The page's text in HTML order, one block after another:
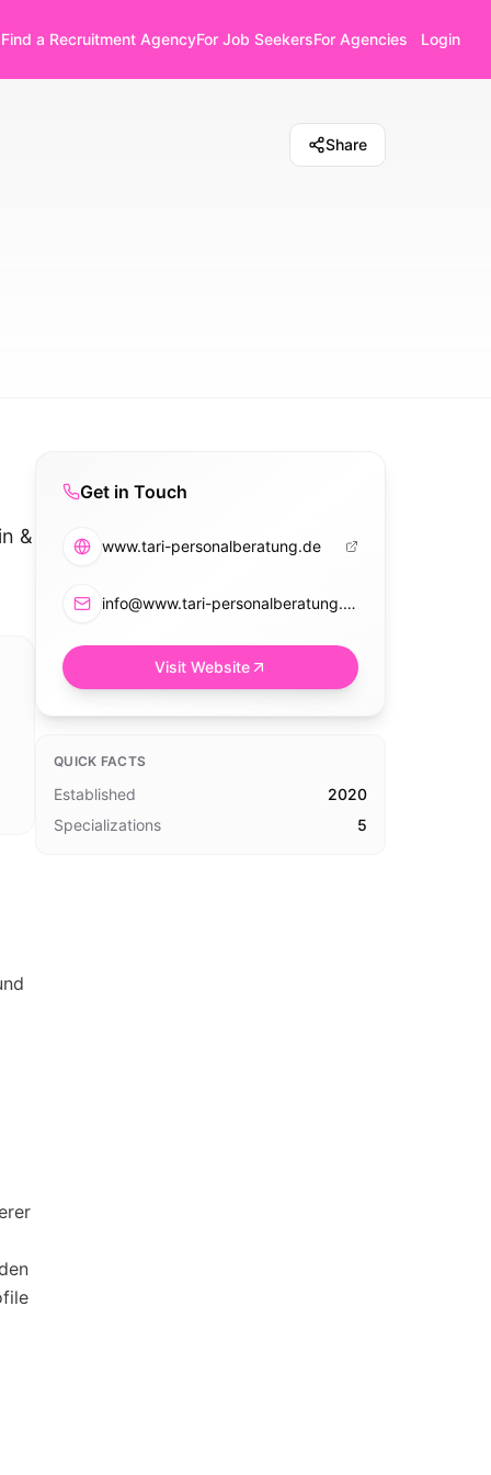
Find a Recruitment AgencyFor Job SeekersFor Agencies Login
Share
&
Get in Touch
www.tari-personalberatung.de
info@www.tari-personalberatung.de
Visit Website
QUICK FACTS
Established
2020
Specializations
5